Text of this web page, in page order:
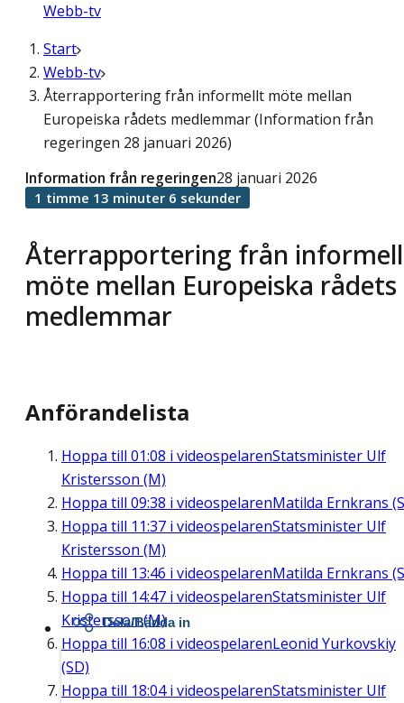
Webb-tv
Start
Webb-tv
Återrapportering från informellt möte mellan
Europeiska rådets medlemmar (Information från
regeringen 28 januari 2026)
Återrapportering från
möte mellan Europeiska rådets
medlemmar
Information från regeringen28 januari 2026
1 timme 13 minuter 6 sekunder
Anförandelista
Hoppa till 01:08 i videospelarenStatsminister Ulf
Kristersson (M)
Hoppa till 09:38 i videospelarenMatilda Ernkrans
Hoppa till 11:37 i videospelarenStatsminister Ulf
Kristersson (M)
Hoppa till 13:46 i videospelarenMatilda Ernkrans
Hoppa till 14:47 i videospelarenStatsminister Ulf
Kristersson (M)
Hoppa till 16:08 i videospelarenLeonid Yurkovskiy
(SD)
Hoppa till 18:04i videospelarenStatsminister Ulf
Dela/Bädda in